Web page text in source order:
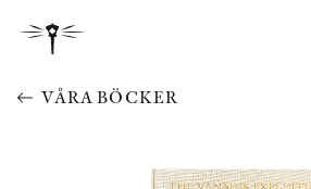
VÅRA BÖCKER